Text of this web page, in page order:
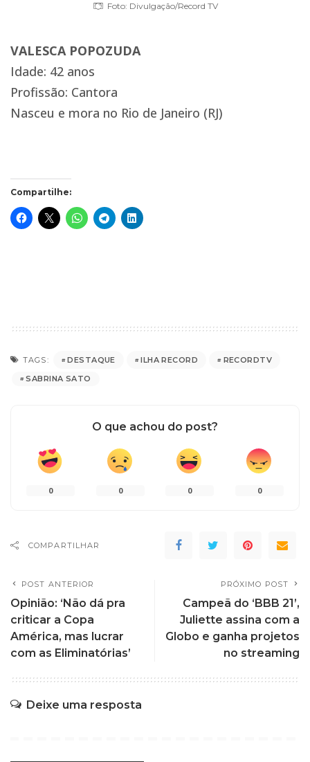
Foto: Divulgação/Record TV
VALESCA POPOZUDA
Idade: 42 anos
Profissão: Cantora
Nasceu e mora no Rio de Janeiro (RJ)
Compartilhe:
TAGS: DESTAQUE ILHA RECORD
RECORDTV
SABRINA SATO
O que achou do post?
0 0 0 0
COMPARTILHAR
POST ANTERIOR
Opinião: ‘Não dá pra
criticar a Copa
América, mas lucrar
com as Eliminatórias’
PRÓXIMO POST
Campeã do ‘BBB 21’,
Juliette assina com a
Globo e ganha projetos
no streaming
Deixe uma resposta